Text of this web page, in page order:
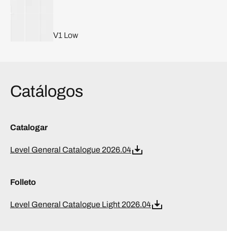
V1 Low
Catálogos
Catalogar
Level General Catalogue 2026.04
Folleto
Level General Catalogue Light 2026.04